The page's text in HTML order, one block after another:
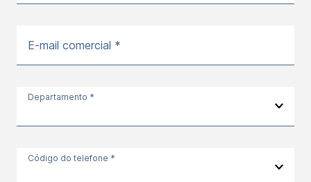
E-mail comercial *
Departamento *
Código do telefone *